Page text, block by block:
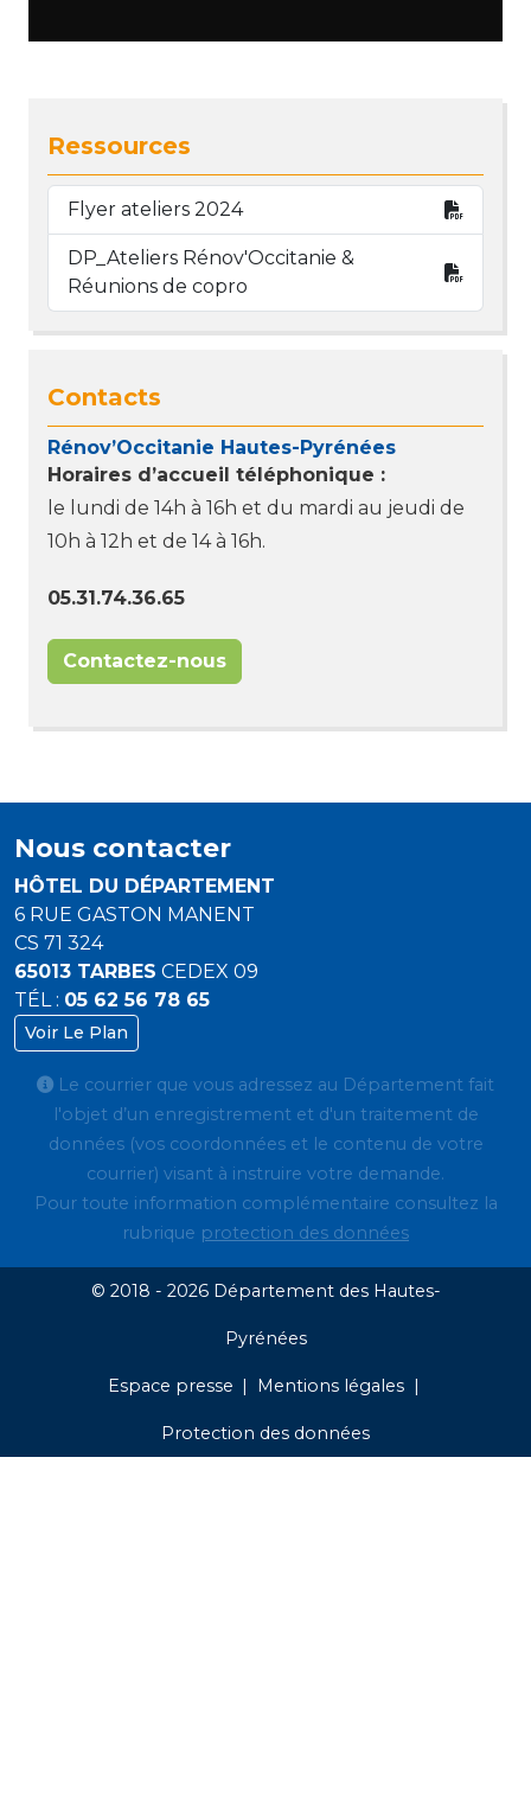
Ressources
Flyer ateliers 2024
DP_Ateliers Rénov'Occitanie &
Réunions de copro
Contacts
Rénov’Occitanie Hautes-Pyrénées
Horaires d’accueil téléphonique :
le lundi de 14h à 16h et du mardi au jeudi de
10h à 12h et de 14 à 16h.
05.31.74.36.65
Contactez-nous
Nous contacter
HÔTEL DU DÉPARTEMENT
6 RUE GASTON MANENT
CS 71 324
65013 TARBES CEDEX 09
TÉL : 05 62 56 78 65
Voir Le Plan
Le courrier que vous adressez au Département fait
l'objet d’un enregistrement et d'un traitement de
données (vos coordonnées et le contenu de votre
courrier) visant à instruire votre demande.
Pour toute information complémentaire consultez la
rubrique protection des données
© 2018 - 2026 Département des Hautes-
Pyrénées
Espace presse Mentions légales
Protection des données